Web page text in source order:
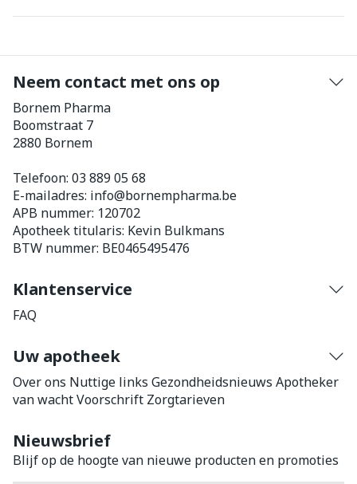
Neem contact met ons op
Bornem Pharma
Boomstraat 7
2880 Bornem
Telefoon: 03 889 05 68
E-mailadres: info@bornempharma.be
APB nummer: 120702
Apotheek titularis: Kevin Bulkmans
BTW nummer: BE0465495476
Klantenservice
FAQ
Uw apotheek
Over ons Nuttige links Gezondheidsnieuws Apotheker
van wachtVoorschrift Zorgtarieven
Nieuwsbrief
Blijf op de hoogte van nieuwe producten en promoties